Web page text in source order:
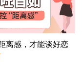
面咨询，已获得专属情感
56分钟前
面咨询，已获得专属情感
离感，才能谈好恋